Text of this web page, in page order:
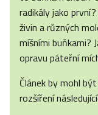
radikály jako
živin a různých
míšními buňkami?
opravu páteřní
Článek by mohl
rozšíření